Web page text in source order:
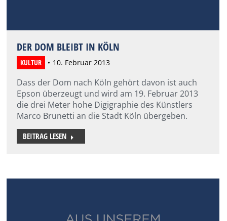
DER DOM BLEIBT IN KÖLN
KULTUR 10. Februar 2013
Dass der Dom nach Köln gehört davon ist auch
Epson überzeugt und wird am 19. Februar 2013
die drei Meter hohe Digigraphie des Künstlers
Marco Brunetti an die Stadt Köln übergeben.
BEITRAG LESEN